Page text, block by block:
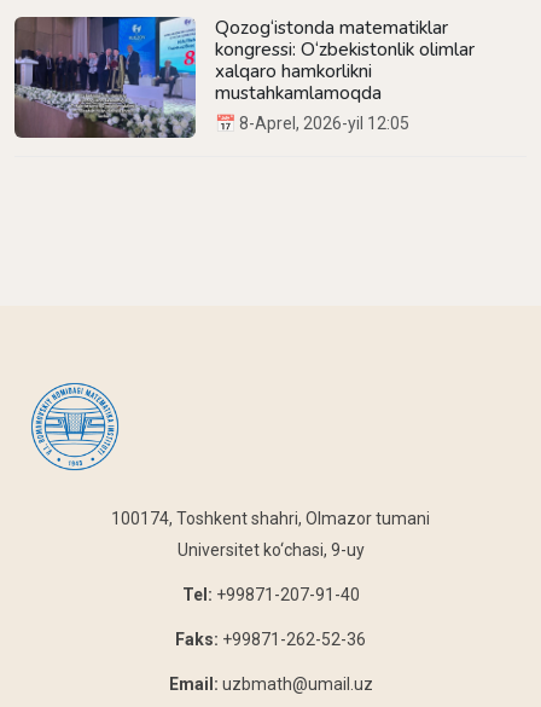
Qozog‘istonda matematiklar
kongressi: O‘zbekistonlik olimlar
xalqaro hamkorlikni
mustahkamlamoqda
📅 8-Aprel, 2026-yil 12:05
100174, Toshkent shahri, Olmazor tumani
Universitet ko‘chasi, 9-uy
Tel: +99871-207-91-40
Faks: +99871-262-52-36
Email: uzbmath@umail.uz